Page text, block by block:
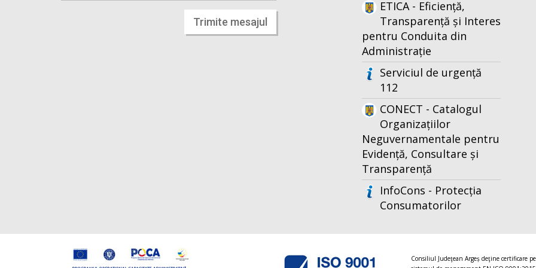
Trimite mesajul
ETICA - Eficiență,
Transparență și Interes
pentru Conduita din
Administrație
Serviciul de urgență
112
CONECT - Catalogul
Organizațiilor
Neguvernamentale pentru
Evidență, Consultare și
Transparență
InfoCons - Protecția
Consumatorilor
Consiliul Judeţean Argeș deţine certificare